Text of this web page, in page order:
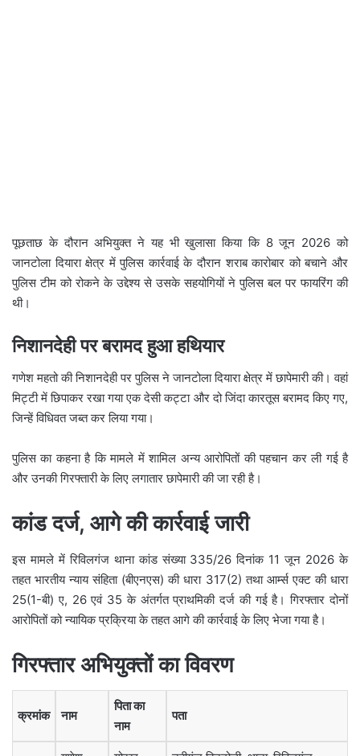
पूछताछ के दौरान अभियुक्त ने यह भी खुलासा किया कि 8 जून 2026 को
जानटोला दियारा क्षेत्र में पुलिस कार्रवाई के दौरान शराब कारोबार को बचाने और
पुलिस टीम को रोकने के उद्देश्य से उसके सहयोगियों ने पुलिस बल पर फायरिंग की
थी।
निशानदेही पर बरामद हुआ हथियार
गणेश महतो की निशानदेही पर पुलिस ने जानटोला दियारा क्षेत्र में छापेमारी की। वहां
मिट्टी में छिपाकर रखा गया एक देसी कट्टा और दो जिंदा कारतूस बरामद किए गए,
जिन्हें विधिवत जब्त कर लिया गया।
पुलिस का कहना है कि मामले में शामिल अन्य आरोपितों की पहचान कर ली गई है
और उनकी गिरफ्तारी के लिए लगातार छापेमारी की जा रही है।
कांड दर्ज, आगे की कार्रवाई जारी
इस मामले में रिविलगंज थाना कांड संख्या 335/26 दिनांक 11 जून 2026 के
तहत भारतीय न्याय संहिता (बीएनएस) की धारा 317(2) तथा आर्म्स एक्ट की धारा
25(1-बी) ए, 26 एवं 35 के अंतर्गत प्राथमिकी दर्ज की गई है। गिरफ्तार दोनों
आरोपितों को न्यायिक प्रक्रिया के तहत आगे की कार्रवाई के लिए भेजा गया है।
गिरफ्तार अभियुक्तों का विवरण
क्रमांक नाम
पिता का
नाम
पता